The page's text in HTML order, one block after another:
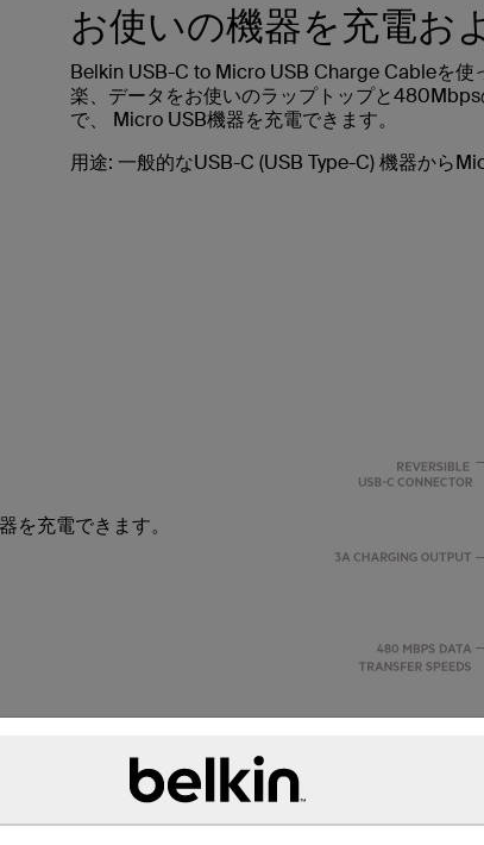
お使いの機器を充電お
Belkin USB-C to Micro USB Charge Cableを
楽、データをお使いのラップトップと
で、 Micro USB機器を充電できます。
用途: 一般的なUSB-C (USB Type-C) 機器から
充電できます。